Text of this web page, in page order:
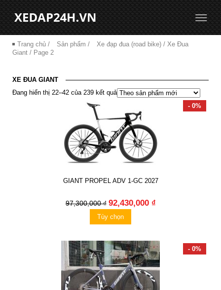
Trang chủ / Sản phẩm / Xe đạp đua (road bike) / Xe Đua
Giant / Page 2
XE ĐUA GIANT
Đang hiển thị 22–42 của 239 kết quả
- 0%
GIANT PROPEL ADV 1-GC 2027
97,300,000 ₫ 92,430,000 ₫
Tùy chọn
- 0%